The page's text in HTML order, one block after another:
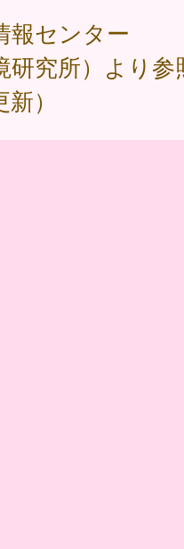
報センター
研究所）より参
）